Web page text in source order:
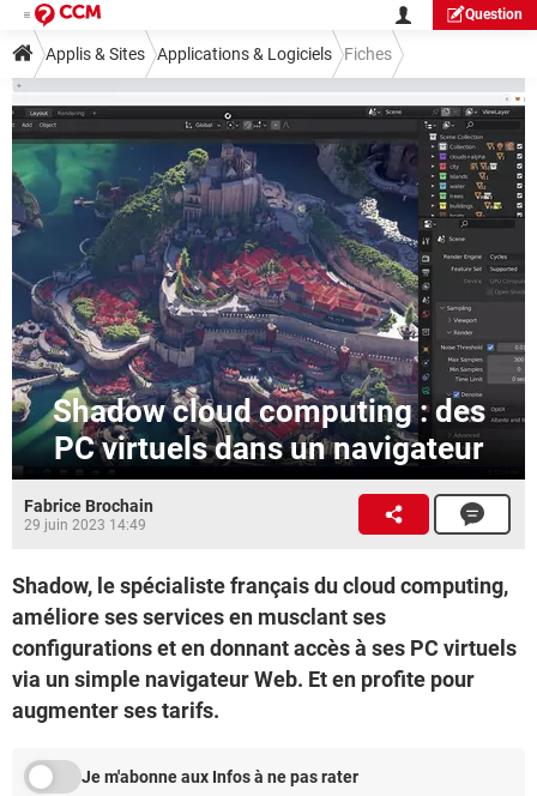
Question
Applis & Sites Applications & Logiciels Fiches
Guide applis et logiciels Outils
Shadow cloud computing : des
PC virtuels dans un navigateur
Fabrice Brochain
29 juin 2023 14:49
Shadow, le spécialiste français du cloud computing,
améliore ses services en musclant ses
configurations et en donnant accès à ses PC virtuels
via un simple navigateur Web. Et en profite pour
augmenter ses tarifs.
Je m'abonne aux Infos à ne pas rater